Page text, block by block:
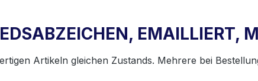
EMAILLIERT,
Artikeln gleichen Zustands. Mehrere bei